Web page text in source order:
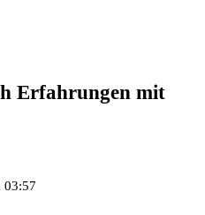
Erfahrungen mit
03:57